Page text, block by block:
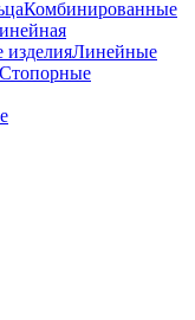
Комбинированные
изделияЛинейные
Стопорные